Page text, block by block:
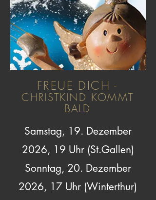
FREUE DICH -
CHRISTKIND KOMMT
BALD
Samstag, 19. Dezember
2026, 19 Uhr (St.Gallen)
Sonntag, 20. Dezember
2026, 17 Uhr (Winterthur)